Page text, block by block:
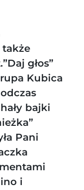
także
głos”
Kubica
bajki
Pani
i